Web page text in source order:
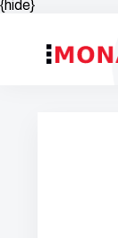
{hide}